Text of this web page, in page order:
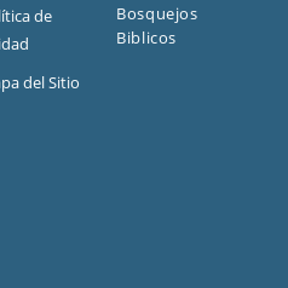
de
del Sitio
Bosquejos
Biblicos